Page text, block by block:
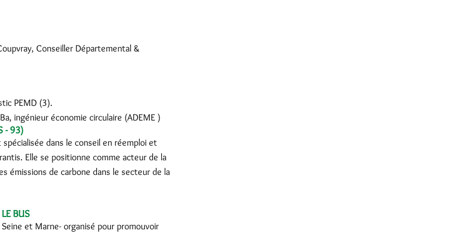
Conseiller Départemental &
PEMD (3).
ingénieur économie circulaire (ADEME )
- 93)
dans le conseil en réemploi et
Elle se positionne comme acteur de la
émissions de carbone dans le secteur de la
BUS
et Marne- organisé pour promouvoir